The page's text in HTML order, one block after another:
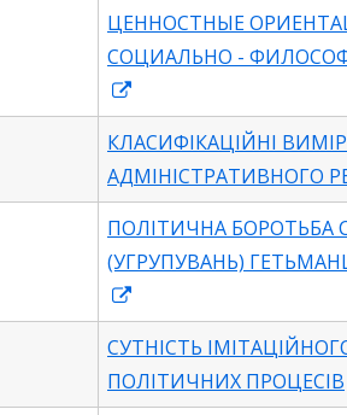
window
ЦЕННОСТНЫЕ
СОЦИАЛЬНО -
in
a
new
window
КЛАСИФІКАЦІЙНІ
АДМІНІСТРАТИВНОГО
ПОЛІТИЧНА БОРОТЬБА
(УГРУПУВАНЬ)
in
a
new
СУТНІСТЬ
ПОЛІТИЧНИХ ПРОЦЕСІВ